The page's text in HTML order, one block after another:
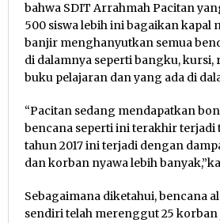
bahwa SDIT Arrahmah Pacitan
500 siswa lebih ini bagaikan kapal
banjir menghanyutkan semua
di dalamnya seperti bangku, kursi,
buku pelajaran dan yang ada di
“Pacitan sedang mendapatkan
bencana seperti ini terakhir terjadi
tahun 2017 ini terjadi dengan
dan korban nyawa lebih
Sebagaimana diketahui, bencana
sendiri telah merenggut 25